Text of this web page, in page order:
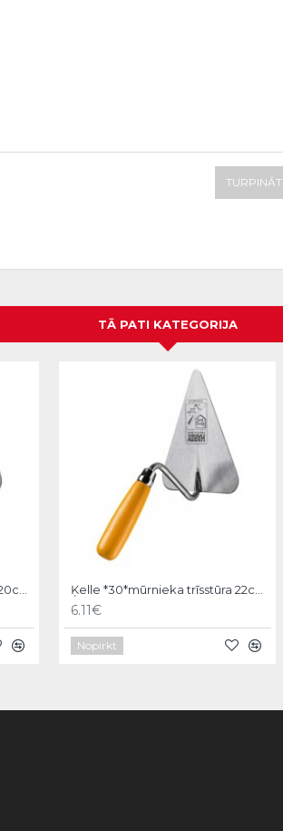
TURPINĀT
TĀ PATI KATEGORIJA
6.11€
Nopirkt